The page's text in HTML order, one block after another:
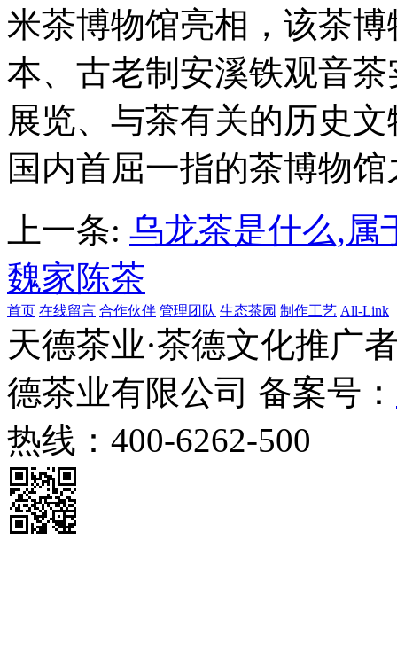
米茶博物馆亮相，该茶
本、古老制安溪铁观音
展览、与茶有关的历史
国内首屈一指的茶博物
上一条: 乌龙茶是什么,属
魏家陈茶
首页 在线留言 合作伙伴 管理团队 生态茶园 制作工艺 All-Link
天德茶业·茶德文化推广
德茶业有限公司 备案号：
热线：400-6262-500